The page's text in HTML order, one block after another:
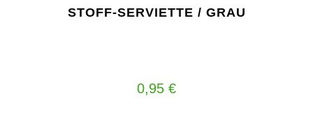
STOFF-SERVIETTE / GRAU
0,95 €